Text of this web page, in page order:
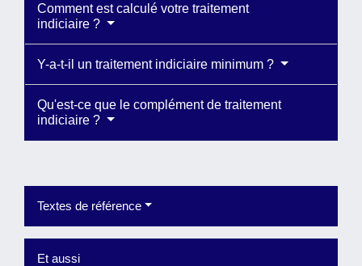
Comment est calculé votre traitement
indiciaire ?
Y-a-t-il un traitement indiciaire minimum ?
Qu'est-ce que le complément de traitement
indiciaire ?
Textes de référence
Et aussi